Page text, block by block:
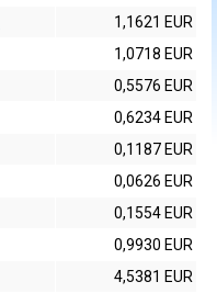
1,1621 EUR
1,0718 EUR
0,5576 EUR
0,6234 EUR
0,1187 EUR
0,0626 EUR
0,1554 EUR
0,9930 EUR
4,5381 EUR